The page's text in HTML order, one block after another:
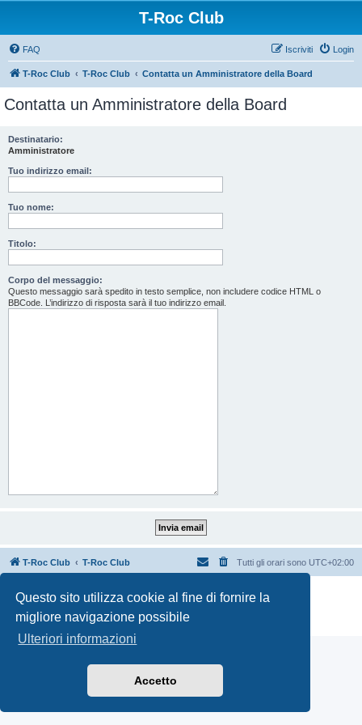
Questo sito utilizza cookie al fine di fornire la
migliore navigazione possibile
Ulteriori informazioni
Accetto
T-Roc Club
FAQ Login
Iscriviti
T-Roc Club T-Roc Club Contatta un Amministratore della Board
Contatta un Amministratore della Board
Destinatario:
Amministratore
Tuo indirizzo email:
Tuo nome:
Titolo:
Corpo del messaggio:
Questo messaggio sarà spedito in testo semplice, non includere codice HTML o
BBCode. L’indirizzo di risposta sarà il tuo indirizzo email.
T-Roc Club T-Roc Club Tutti gli orari sono UTC+02:00
Creato da
® Forum Software © phpBB Limited
Privacy|Condizioni